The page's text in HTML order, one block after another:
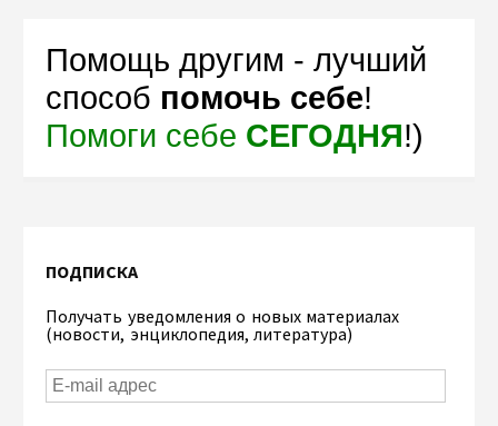
Помощь другим - лучший
способ помочь себе!
Помоги себе СЕГОДНЯ!)
ПОДПИСКА
Получать уведомления о новых материалах
(новости, энциклопедия, литература)